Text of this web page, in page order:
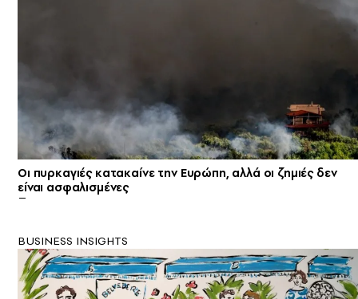
Οι πυρκαγιές κατακαίνε την Ευρώπη, αλλά οι ζημιές δεν
είναι ασφαλισμένες
BUSINESS INSIGHTS